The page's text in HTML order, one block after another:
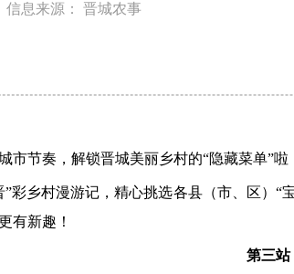
信息来源： 晋城农事
市节奏，解锁晋城美丽乡村的“隐藏菜单”啦
彩乡村漫游记，精心挑选各县（市、区）
有新趣！
第三站